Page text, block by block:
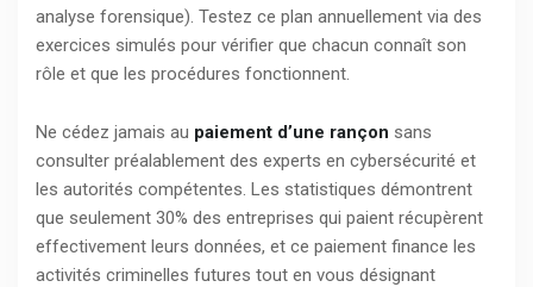
analyse forensique). Testez ce plan annuellement via des
exercices simulés pour vérifier que chacun connaît son
rôle et que les procédures fonctionnent.
Ne cédez jamais au paiement d’une rançon sans
consulter préalablement des experts en cybersécurité et
les autorités compétentes. Les statistiques démontrent
que seulement 30% des entreprises qui paient récupèrent
effectivement leurs données, et ce paiement finance les
activités criminelles futures tout en vous désignant